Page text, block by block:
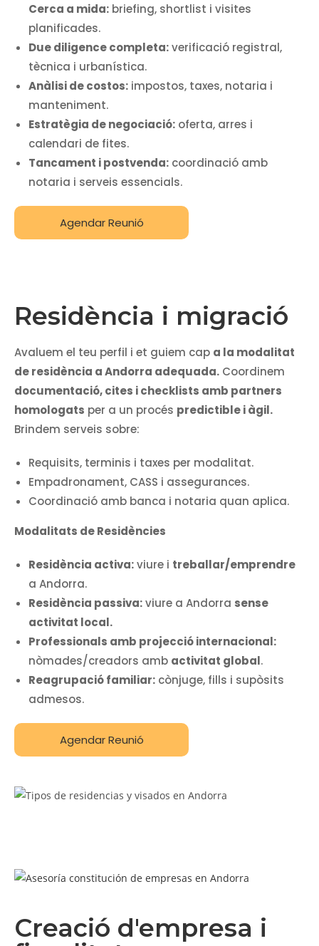
Cerca a mida: briefing, shortlist i visites
planificades.
Due diligence completa:verificació registral,
tècnica i urbanística.
Anàlisi de costos: impostos, taxes, notaria i
manteniment.
Estratègia de negociació: oferta, arres i
calendari de fites.
Tancament i postvenda: coordinació amb
notaria i serveis essencials.
Agendar Reunió
Residència i migració
Avaluem el teu perfil i et guiem cap a la modalitat
de residència a Andorra adequada. Coordinem
documentació, cites i checklists amb partners
homologats per a un procés predictible i àgil.
Brindem serveis sobre:
Requisits, terminis i taxes per modalitat.
Empadronament, CASS i assegurances.
Coordinació amb banca i notaria quan aplica.
Modalitats de Residències
Residència activa:viure i treballar/emprendre
a Andorra.
Residència passiva:viure a Andorra sense
activitat local.
Professionals amb projecció internacional:
nòmades/creadors amb activitat global.
Reagrupació familiar: cònjuge, fills i supòsits
admesos.
Agendar Reunió
Creació d'empresa i